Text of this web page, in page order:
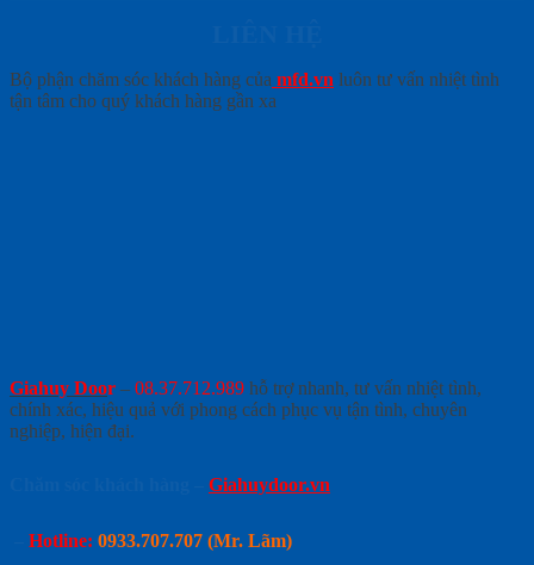
Bộ phận chăm sóc khách hàng của mfd.vn luôn tư vấn nhiệt tình
tận tâm cho quý khách hàng gần xa
Giahuy Door – 08.37.712.989 hỗ trợ nhanh, tư vấn nhiệt tình,
chính xác, hiệu quả với phong cách phục vụ tận tình, chuyên
nghiệp, hiện đại.
Giahuydoor.vn
Hotline: 0933.707.707 (Mr. Lãm)